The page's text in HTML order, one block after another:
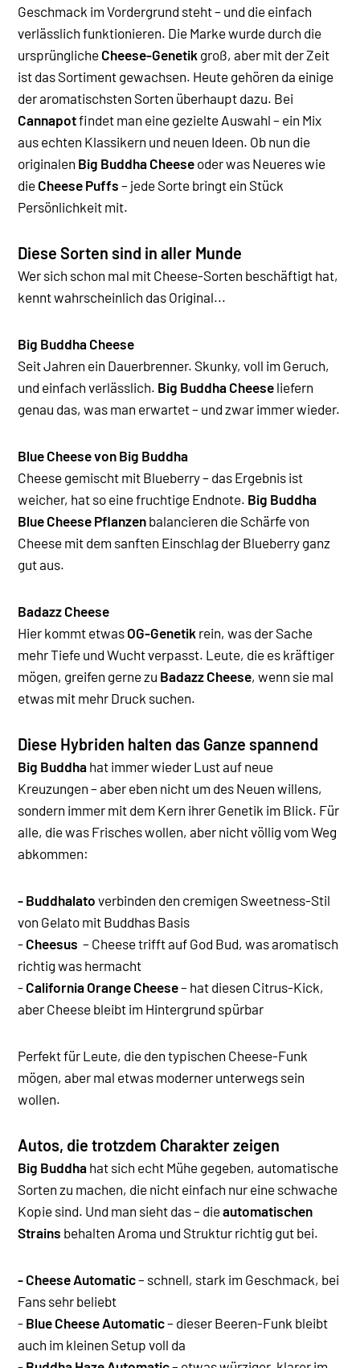
Geschmack im Vordergrund steht – und die einfach
verlässlich funktionieren. Die Marke wurde durch die
ursprüngliche Cheese-Genetik groß, aber mit der Zeit
ist das Sortiment gewachsen. Heute gehören da einige
der aromatischsten Sorten überhaupt dazu. Bei
Cannapotfindet man eine gezielte Auswahl – ein Mix
aus echten Klassikern und neuen Ideen. Ob nun die
originalen Big Buddha Cheese oder was Neueres wie
die Cheese Puffs – jede Sorte bringt ein Stück
Persönlichkeit mit.
Diese Sorten sind in aller Munde
Wer sich schon mal mit Cheese-Sorten beschäftigt hat,
kennt wahrscheinlich das Original...
Big Buddha Cheese
Seit Jahren ein Dauerbrenner. Skunky, voll im Geruch,
und einfach verlässlich. Big Buddha Cheese liefern
genau das, was man erwartet – und zwar immer wieder.
Blue Cheese von Big Buddha
Cheese gemischt mit Blueberry – das Ergebnis ist
weicher, hat so eine fruchtige Endnote. Big Buddha
Blue Cheese Pflanzen balancieren die Schärfe von
Cheese mit dem sanften Einschlag der Blueberry ganz
gut aus.
Badazz Cheese
Hier kommt etwas OG-Genetik rein, was der Sache
mehr Tiefe und Wucht verpasst. Leute, die es kräftiger
mögen, greifen gerne zu Badazz Cheese, wenn sie mal
etwas mit mehr Druck suchen.
Diese Hybriden halten das Ganze spannend
Big Buddha hat immer wieder Lust auf neue
Kreuzungen – aber eben nicht um des Neuen willens,
sondern immer mit dem Kern ihrer Genetik im Blick. Für
alle, die was Frisches wollen, aber nicht völlig vom Weg
abkommen:
- Buddhalato verbinden den cremigen Sweetness-Stil
von Gelato mit Buddhas Basis
- Cheesus – Cheese trifft auf God Bud, was aromatisch
richtig was hermacht
- California Orange Cheese– hat diesen Citrus-Kick,
aber Cheese bleibt im Hintergrund spürbar
Perfekt für Leute, die den typischen Cheese-Funk
mögen, aber mal etwas moderner unterwegs sein
wollen.
Autos, die trotzdem Charakter zeigen
Big Buddha hat sich echt Mühe gegeben, automatische
Sorten zu machen, die nicht einfach nur eine schwache
Kopie sind. Und man sieht das – dieautomatischen
Strains behalten Aroma und Struktur richtig gut bei.
- Cheese Automatic– schnell, stark im Geschmack, bei
Fans sehr beliebt
- Blue Cheese Automatic– dieser Beeren-Funk bleibt
auch im kleinen Setup voll da